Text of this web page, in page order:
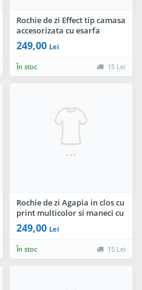
Rochie de zi Effect tip camasa
accesorizata cu esarfa
eleganta
249,00 Lei
În stoc 15 Lei
Rochie de zi Agapia in clos cu
print multicolor si maneci cu
volanas
249,00 Lei
În stoc 15 Lei